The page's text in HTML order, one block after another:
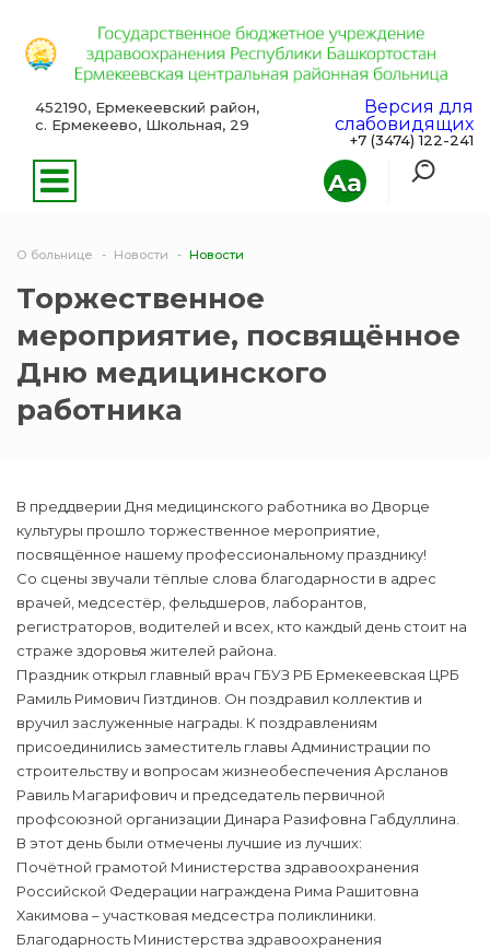
Aa
452190, Ермекеевский район,
с. Ермекеево, Школьная, 29
Версия для
слабовидящих
+7 (3474) 122-241
О больнице Новости Новости
Торжественное
мероприятие, посвящённое
Дню медицинского
работника
В преддверии Дня медицинского работника во Дворце
культуры прошло торжественное мероприятие,
посвящённое нашему профессиональному празднику!
Со сцены звучали тёплые слова благодарности в адрес
врачей, медсестёр, фельдшеров, лаборантов,
регистраторов, водителей и всех, кто каждый день стоит на
страже здоровья жителей района.
Праздник открыл главный врач ГБУЗ РБ Ермекеевская ЦРБ
Рамиль Римович Гизтдинов. Он поздравил коллектив и
вручил заслуженные награды. К поздравлениям
присоединились заместитель главы Администрации по
строительству и вопросам жизнеобеспечения Арсланов
Равиль Магарифович и председатель первичной
профсоюзной организации Динара Разифовна Габдуллина.
В этот день были отмечены лучшие из лучших:
Почётной грамотой Министерства здравоохранения
Российской Федерации награждена Рима Рашитовна
Хакимова – участковая медсестра поликлиники.
Благодарность Министерства здравоохранения